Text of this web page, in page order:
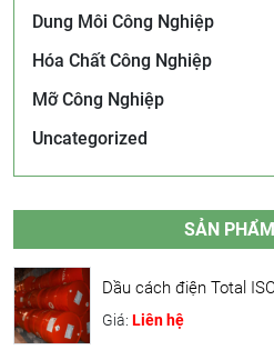
Dung Môi Công Nghiệp
Hóa Chất Công Nghiệp
Mỡ Công Nghiệp
Uncategorized
SẢN
Dầu cách điện Total
Giá: Liên hệ